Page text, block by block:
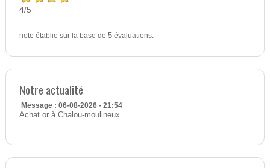
4/5
note établie sur la base de 5évaluations.
Notre actualité
Message : 06-08-2026 - 21:54
Achat or à Chalou-moulineux